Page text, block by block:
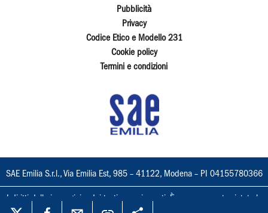
Pubblicità
Privacy
Codice Etico e Modello 231
Cookie policy
Termini e condizioni
SAE Emilia S.r.l., Via Emilia Est, 985 – 41122, Modena – PI 04155780366
I diritti delle immagini e dei testi sono riservati. È espressamente vietata la